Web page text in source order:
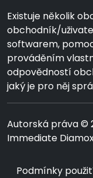
Existuje několik
obchodník/
softwarem,
prováděním
odpovědností
jaký je pro něj
Autorská práva ©
Immediate
Podmínky